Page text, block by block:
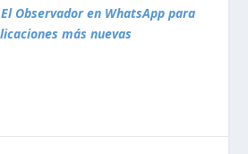
Observador en WhatsApp para
más nuevas